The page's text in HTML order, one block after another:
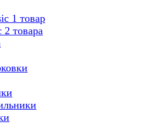
1 товар
2 товара